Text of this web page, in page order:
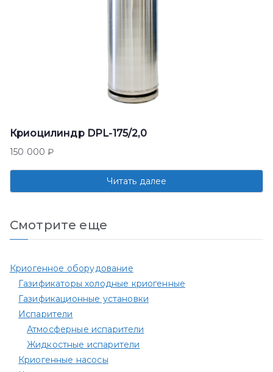
Криоцилиндр DPL-175/2,0
150 000₽
Читать далее
Смотрите еще
Криогенное оборудование
Газификаторы холодные криогенные
Газификационные установки
Испарители
Атмосферные испарители
Жидкостные испарители
Криогенные насосы